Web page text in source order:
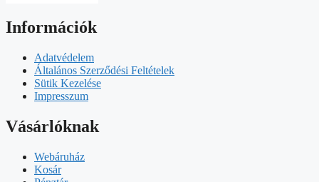
Információk
Adatvédelem
Általános Szerződési Feltételek
Sütik Kezelése
Impresszum
Vásárlóknak
Webáruház
Kosár